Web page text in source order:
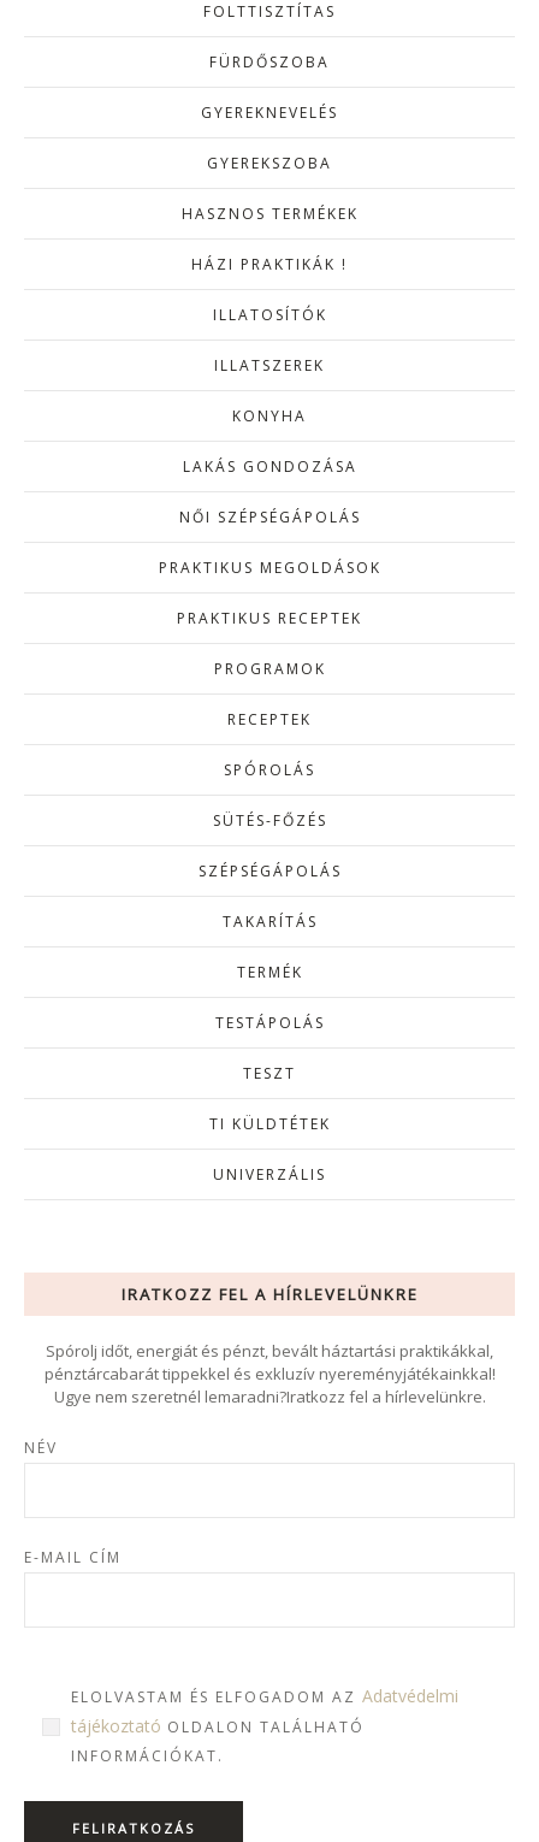
FOLTTISZTÍTAS
FÜRDŐSZOBA
GYEREKNEVELÉS
GYEREKSZOBA
HASZNOS TERMÉKEK
HÁZI PRAKTIKÁK !
ILLATOSÍTÓK
ILLATSZEREK
KONYHA
LAKÁS GONDOZÁSA
NŐI SZÉPSÉGÁPOLÁS
PRAKTIKUS MEGOLDÁSOK
PRAKTIKUS RECEPTEK
PROGRAMOK
RECEPTEK
SPÓROLÁS
SÜTÉS-FŐZÉS
SZÉPSÉGÁPOLÁS
TAKARÍTÁS
TERMÉK
TESTÁPOLÁS
TESZT
TI KÜLDTÉTEK
UNIVERZÁLIS
IRATKOZZ FEL A HÍRLEVELÜNKRE
Spórolj időt, energiát és pénzt, bevált háztartási praktikákkal,
pénztárcabarát tippekkel és exkluzív nyereményjátékainkkal!
Ugye nem szeretnél lemaradni?Iratkozz fel a hírlevelünkre.
NÉV
E-MAIL CÍM
ELOLVASTAM ÉS ELFOGADOM AZ Adatvédelmi
tájékoztató OLDALON TALÁLHATÓ
INFORMÁCIÓKAT.